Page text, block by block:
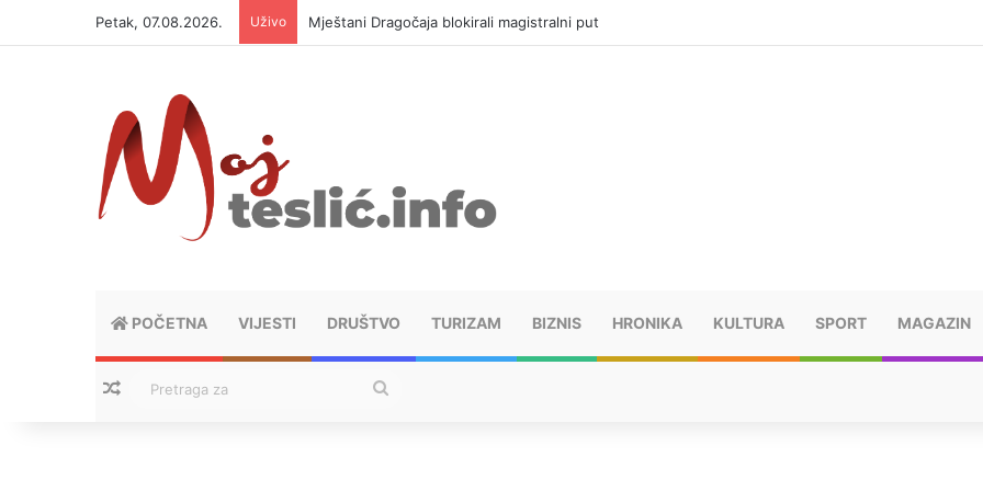
Petak, 07.08.2026. Uživo Mještani Dragočaja blokirali magistralni put
POČETNA VIJESTI DRUŠTVO TURIZAM BIZNIS HRONIKA KULTURA SPORT MAGAZIN
Nasumični tekstovi